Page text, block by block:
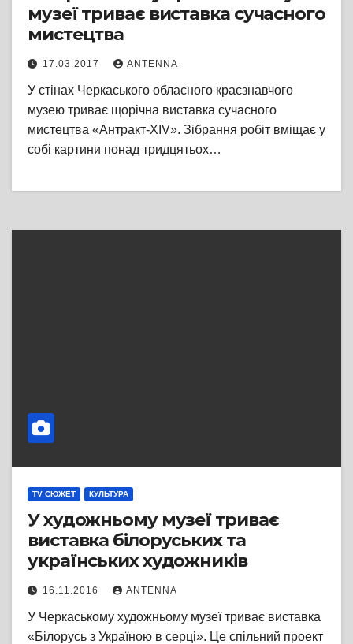
музеї триває виставка сучасного
мистецтва
17.03.2017 ANTENNA
У стінах Черкаського обласного краєзнавчого
музею триває щорічна виставка сучасного
мистецтва «Антракт-XIV». Зібрання робіт вміщає у
собі картини понад тридцятьох…
TV СЮЖЕТ КУЛЬТУРА
У художньому музеї триває
виставка білоруських та
українських художників
16.11.2016 ANTENNA
У Черкаському художньому музеї триває виставка
«Білорусь з Україною в серці». Це спільний проект